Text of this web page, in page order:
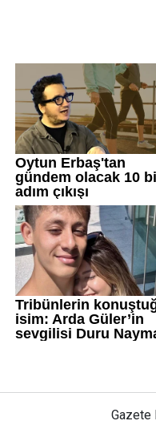
Gazete